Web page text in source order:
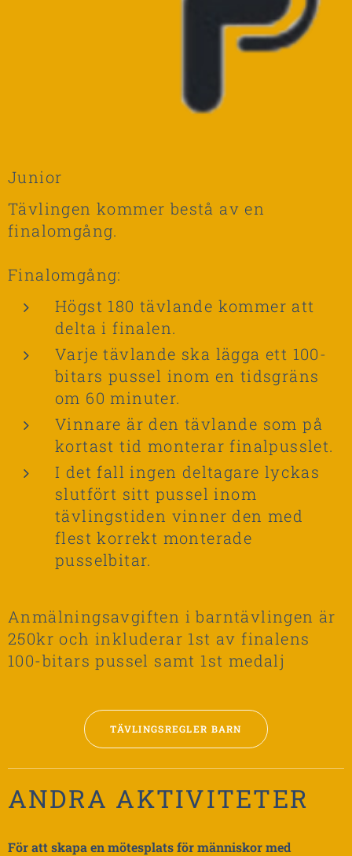
Junior
Tävlingen kommer bestå av en
finalomgång.
Finalomgång:
Högst 180 tävlande kommer att
delta i finalen.
Varje tävlande ska lägga ett 100-
bitars pussel inom en tidsgräns
om 60 minuter.
Vinnare är den tävlande som på
kortast tid monterar finalpusslet.
I det fall ingen deltagare lyckas
slutfört sitt pussel inom
tävlingstiden vinner den med
flest korrekt monterade
pusselbitar.
Anmälningsavgiften i barntävlingen är
250kr och inkluderar 1st av finalens
100-bitars pussel samt 1st medalj
TÄVLINGSREGLER BARN
ANDRA AKTIVITETER
För att skapa en mötesplats för människor med